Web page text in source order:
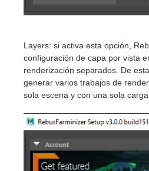
Layers: si activa esta opción,
configuración de capa por vista
renderización separados. De
generar varios trabajos de
sola escena y con una sola carga.